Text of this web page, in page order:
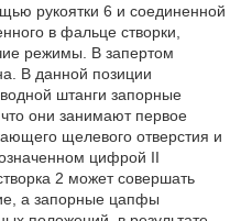
рукоятки 6 и соединенной
в фальце створки,
режимы. В запертом
В данной позиции
штанги запорные
они занимают первое
щелевого отверстия и
цифрой II
2 может совершать
а запорные цапфы